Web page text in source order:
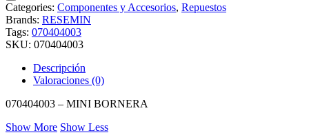
Categories: Componentes y Accesorios, Repuestos
Brands: RESEMIN
Tags: 070404003
SKU: 070404003
Descripción
Valoraciones (0)
070404003 – MINI BORNERA
Show More Show Less